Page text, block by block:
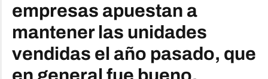
iTECNO
Celulares
empresas apuestan a
mantener las unidades
vendidas el año pasado, que